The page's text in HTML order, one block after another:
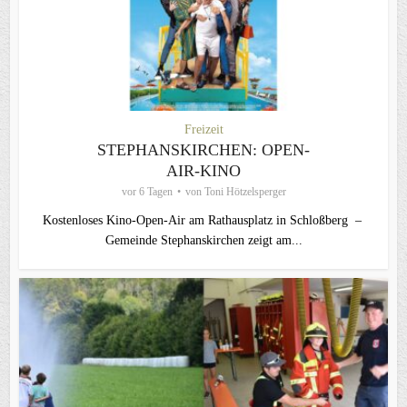
Freizeit
STEPHANSKIRCHEN: OPEN-
AIR-KINO
vor 6 Tagen von Toni Hötzelsperger
Kostenloses Kino-Open-Air am Rathausplatz in Schloßberg –
Gemeinde Stephanskirchen zeigt am...